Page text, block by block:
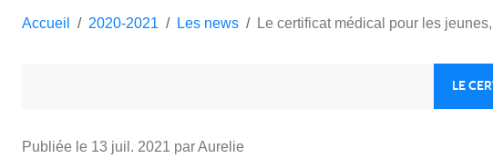
Accueil 2020-2021 Les news Le certificat médical pour les
LE
Publiée le 13 juil. 2021 par Aurelie